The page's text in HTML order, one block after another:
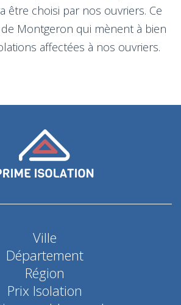
être choisi par nos ouvriers. Ce
Montgeron qui mènent à bien
affectées à nos ouvriers.
Ville
Département
Région
Prix Isolation